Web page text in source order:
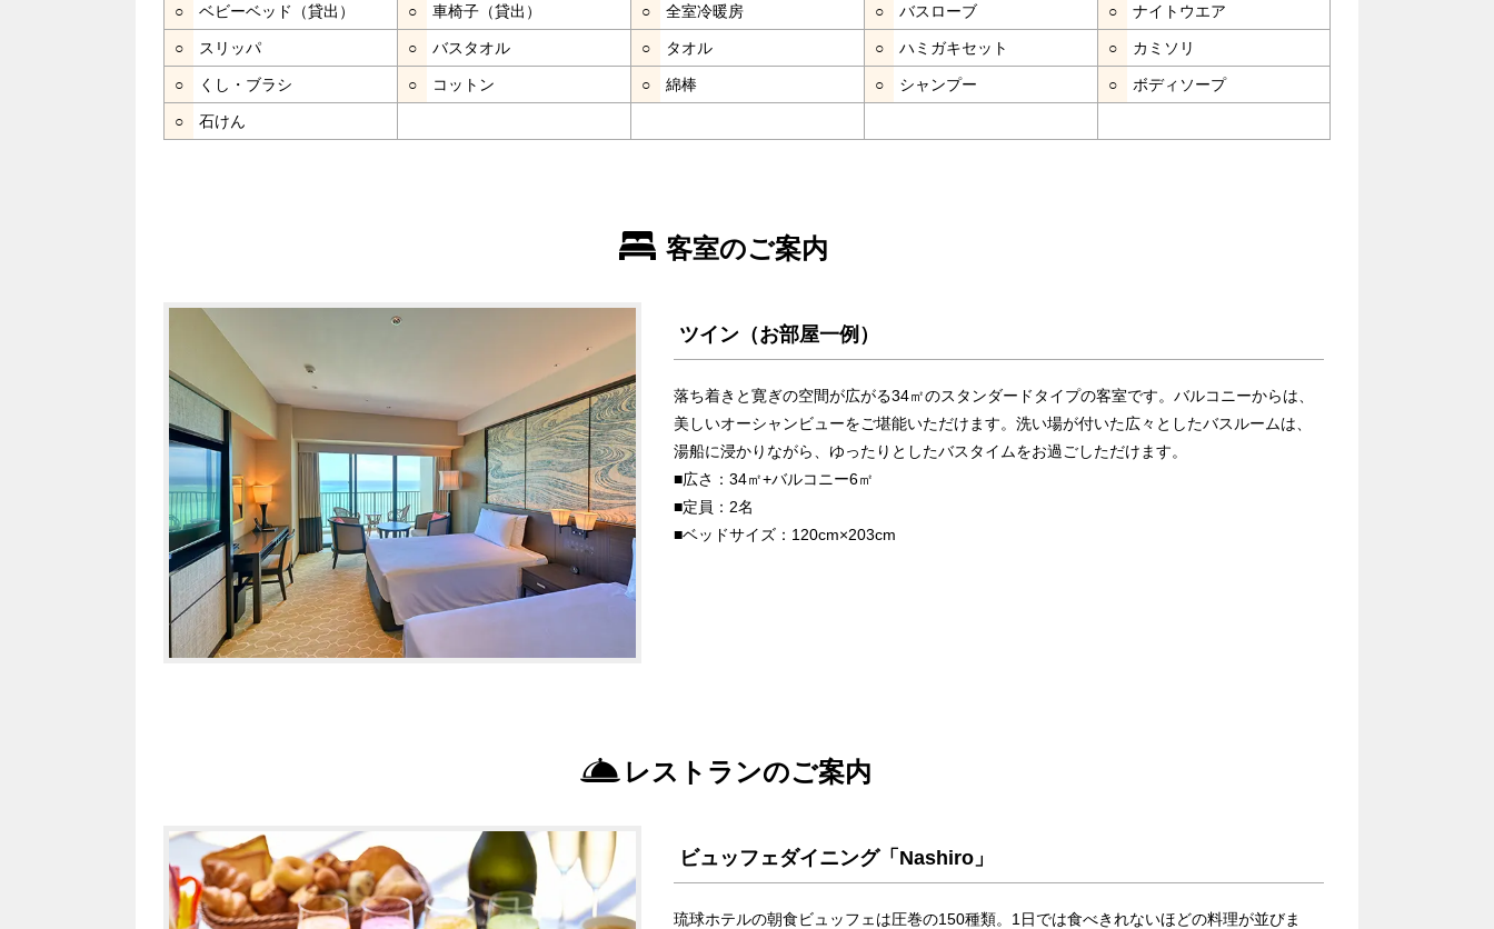
○ ベビーベッド（貸出） ○ 車椅子（貸出） ○ 全室冷暖房 ○ バスローブ ○ ナイトウエア
○ スリッパ ○ バスタオル ○ タオル ○ ハミガキセット ○ カミソリ
○ くし・ブラシ ○ コットン ○ 綿棒 ○ シャンプー ○ ボディソープ
○ 石けん
客室のご案内
ツイン（お部屋一例）
落ち着きと寛ぎの空間が広がる34㎡のスタンダードタイプの客室です。バルコニーからは、
美しいオーシャンビューをご堪能いただけます。洗い場が付いた広々としたバスルームは、
湯船に浸かりながら、ゆったりとしたバスタイムをお過ごしただけます。
■広さ：34㎡+バルコニー6㎡
■定員：2名
■ベッドサイズ：120cm×203cm
レストランのご案内
ビュッフェダイニング「Nashiro」
琉球ホテルの朝食ビュッフェは圧巻の150種類。1日では食べきれないほどの料理が並びま